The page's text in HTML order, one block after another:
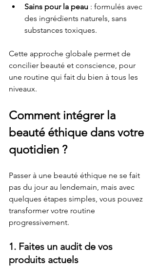
Sains pour la peau : formulés avec
des ingrédients naturels, sans
substances toxiques.
Cette approche globale permet de
concilier beauté et conscience, pour
une routine qui fait du bien à tous les
niveaux.
Comment intégrer la
beauté éthique dans votre
quotidien ?
Passer à une beauté éthique ne se fait
pas du jour au lendemain, mais avec
quelques étapes simples, vous pouvez
transformer votre routine
progressivement.
1. Faites un audit de vos
produits actuels